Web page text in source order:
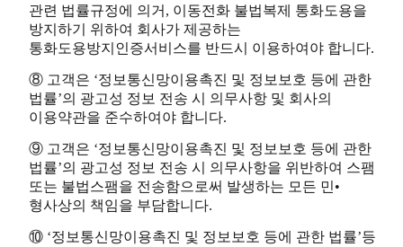
관련 법률규정에 의거, 이동전화 불법복제 통화도용을
방지하기 위하여 회사가 제공하는
통화도용방지인증서비스를 반드시 이용하여야 합니다.
⑧ 고객은 ‘정보통신망이용촉진 및 정보보호 등에 관한
법률’의 광고성 정보 전송 시 의무사항 및 회사의
이용약관을 준수하여야 합니다.
⑨ 고객은 ‘정보통신망이용촉진 및 정보보호 등에 관한
법률’의 광고성 정보 전송 시 의무사항을 위반하여 스팸
또는 불법스팸을 전송함으로써 발생하는 모든 민•
형사상의 책임을 부담합니다.
⑩ ‘정보통신망이용촉진 및 정보보호 등에 관한 법률’등